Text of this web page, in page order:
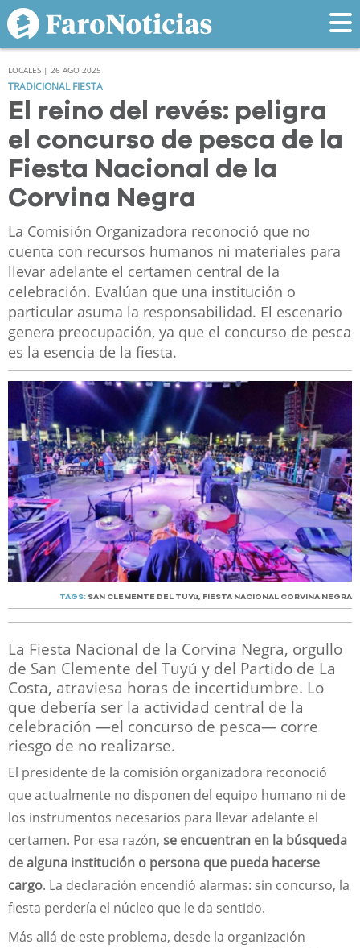
LOCALES | 26 AGO 2025
TRADICIONAL FIESTA
El reino del revés: peligra
el concurso de pesca de la
Fiesta Nacional de la
Corvina Negra
La Comisión Organizadora reconoció que no
cuenta con recursos humanos ni materiales para
llevar adelante el certamen central de la
celebración. Evalúan que una institución o
particular asuma la responsabilidad. El escenario
genera preocupación, ya que el concurso de pesca
es la esencia de la fiesta.
TAGS: SAN CLEMENTE DEL TUYú, FIESTA NACIONAL CORVINA NEGRA
La Fiesta Nacional de la Corvina Negra, orgullo
de San Clemente del Tuyú y del Partido de La
Costa, atraviesa horas de incertidumbre. Lo
que debería ser la actividad central de la
celebración —el concurso de pesca— corre
riesgo de no realizarse.
El presidente de la comisión organizadora reconoció
que actualmente no disponen del equipo humano ni de
los instrumentos necesarios para llevar adelante el
certamen. Por esa razón, se encuentran en la búsqueda
de alguna institución o persona que pueda hacerse
cargo. La declaración encendió alarmas: sin concurso, la
fiesta perdería el núcleo que le da sentido.
Más allá de este problema, desde la organización